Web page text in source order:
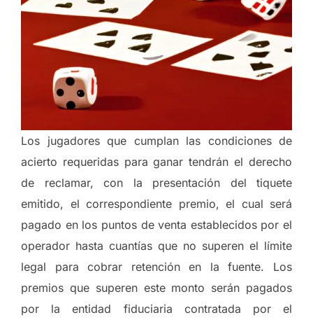
Los jugadores que cumplan las condiciones de
acierto requeridas para ganar tendrán el derecho
de reclamar, con la presentación del tiquete
emitido, el correspondiente premio, el cual será
pagado en los puntos de venta establecidos por el
operador hasta cuantías que no superen el límite
legal para cobrar retención en la fuente. Los
premios que superen este monto serán pagados
por la entidad fiduciaria contratada por el